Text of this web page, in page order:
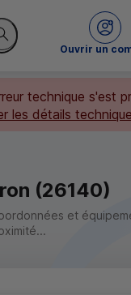
Rechercher sur le site
Ouvrir undu
technique s'est
les détails
précédente
(26140)
et